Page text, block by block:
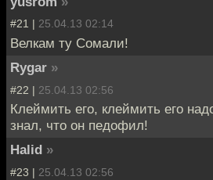
#21 | 25.04.13 02:14
Велкам ту Сомали!
Rygar »
#22 | 25.04.13 02:56
Клеймить его, клеймить его
знал, что он педофил!
Halid »
#23 | 25.04.13 02:56